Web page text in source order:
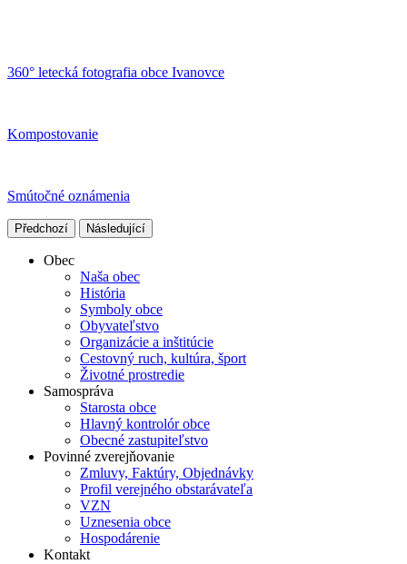
360° letecká fotografia obce Ivanovce
Kompostovanie
Smútočné oznámenia
Předchozí Následující
Obec
Naša obec
História
Symboly obce
Obyvateľstvo
Organizácie a inštitúcie
Cestovný ruch, kultúra, šport
Životné prostredie
Samospráva
Starosta obce
Hlavný kontrolór obce
Obecné zastupiteľstvo
Povinné zverejňovanie
Zmluvy, Faktúry, Objednávky
Profil verejného obstarávateľa
VZN
Uznesenia obce
Hospodárenie
Kontakt